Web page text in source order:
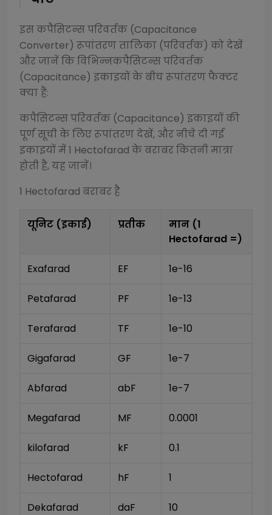
इसकपैसिटन्स परिवर्तक (Capacitance
Converter) रूपांतरण तालिका (परिवर्तक) को देखें
और जानें कि विभिन्नकपैसिटन्स परिवर्तक
(Capacitance) इकाइयों के बीच रूपांतरण फैक्टर
क्या हैं:
कपैसिटन्स परिवर्तक (Capacitance) इकाइयों की
पूर्ण सूची के लिए रूपांतरण देखें, और नीचे दी गई
इकाइयों में 1 Hectofarad के बराबर कितनी मात्रा
होती है, यह जानें।
1 Hectofarad बराबर है
यूनिट (इकाई) प्रतीक
मान (1
Hectofarad =)
Exafarad EF 1e-16
Petafarad PF 1e-13
Terafarad TF 1e-10
Gigafarad GF 1e-7
Abfarad abF 1e-7
Megafarad MF 0.0001
kilofarad kF 0.1
Hectofarad hF 1
Dekafarad daF 10